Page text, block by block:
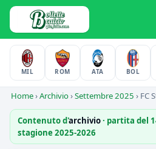
MIL ROM ATA BOL
Home›Archivio›Settembre 2025 › FC
Contenuto d'archivio· partita del
stagione 2025-2026